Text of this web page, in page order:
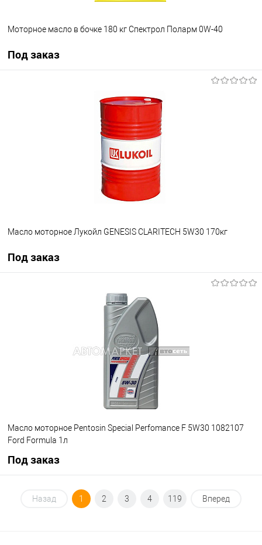
Моторное масло в бочке 180 кг Спектрол Поларм 0W-40
Под заказ
Под заказ
Масло моторное Лукойл GENESIS CLARITECH 5W30 170кг
Под заказ
Под заказ
Под заказ
Масло моторное Pentosin Special Perfomance F 5W30 1082107
Ford Formula 1л
Под заказ
Под заказ
Назад 1 2 3 4 119 Вперед